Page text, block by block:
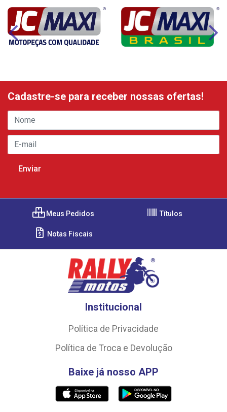
Cadastre-se para receber nossas ofertas!
Meus Pedidos Títulos
Notas Fiscais
Institucional
Política de Privacidade
Política de Troca e Devolução
Baixe já nosso APP